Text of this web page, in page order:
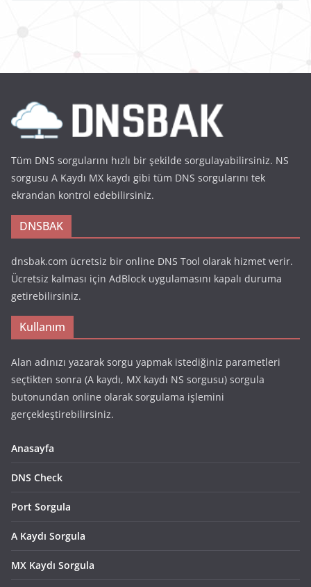
Tüm DNS sorgularını hızlı bir şekilde sorgulayabilirsiniz. NS
sorgusu A Kaydı MX kaydı gibi tüm DNS sorgularını tek
ekrandan kontrol edebilirsiniz.
DNSBAK
dnsbak.com ücretsiz bir online DNS Tool olarak hizmet verir.
Ücretsiz kalması için AdBlock uygulamasını kapalı duruma
getirebilirsiniz.
Kullanım
Alan adınızı yazarak sorgu yapmak istediğiniz parametleri
seçtikten sonra (A kaydı, MX kaydı NS sorgusu) sorgula
butonundan online olarak sorgulama işlemini
gerçekleştirebilirsiniz.
Anasayfa
DNS Check
Port Sorgula
A Kaydı Sorgula
MX Kaydı Sorgula